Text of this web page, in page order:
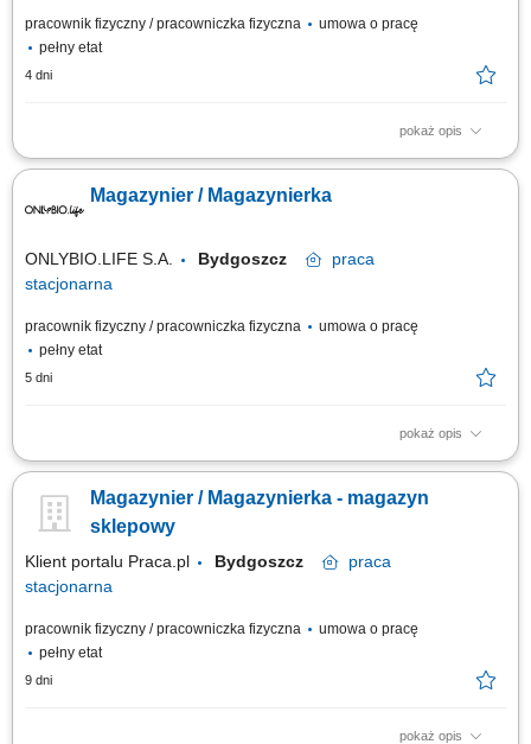
pracownik fizyczny / pracowniczka fizyczna
umowa o pracę
pełny etat
4 dni
pokaż opis
Co będziesz robić? Twój start z Buddym: przez pierwsze 4 miesiące
wdrożenia oraz zespołu, Realizacja zamówień: skompletujesz i
przygotujesz zamówienia dla klientów, zadbasz o ich terminowe wydanie
Magazynier / Magazynierka
ONLYBIO.LIFE S.A. Bydgoszcz
praca
stacjonarna
pracownik fizyczny / pracowniczka fizyczna
umowa o pracę
pełny etat
5 dni
pokaż opis
Zakres obowiązków: Przyjęcia towarów i opakowań na stany
towarów, Kompletacja zamówień, Wydawanie towarów, Kontrola stanów
magazynowych, Rozmieszczenie towarów w wyznaczonych lokalizacjach
Magazynier / Magazynierka - magazyn
sklepowy
Klient portalu Praca.pl Bydgoszcz
praca
stacjonarna
pracownik fizyczny / pracowniczka fizyczna
umowa o pracę
pełny etat
9 dni
pokaż opis